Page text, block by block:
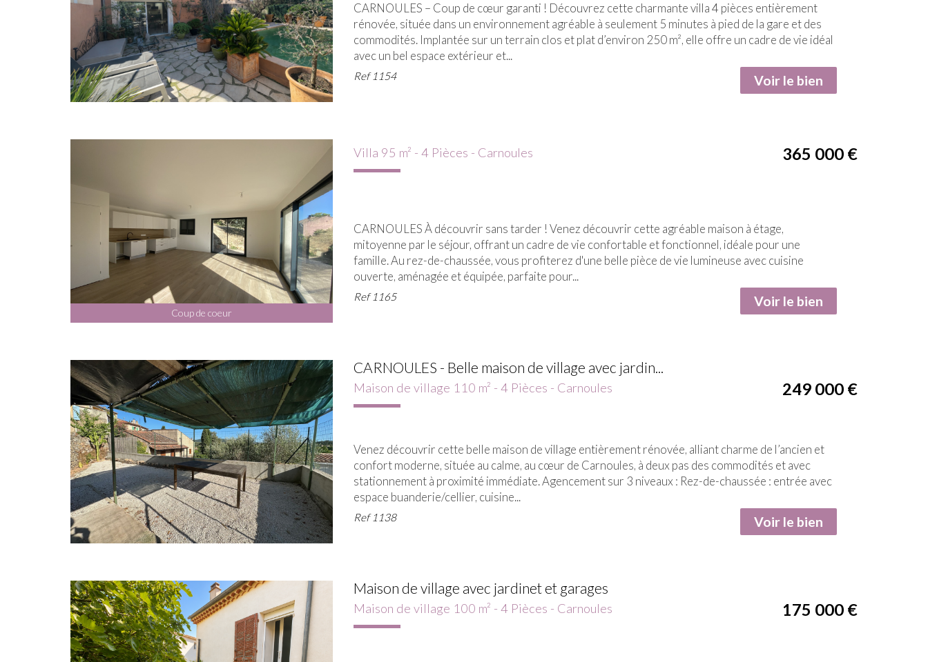
CARNOULES – Coup de cœur garanti ! Découvrez cette charmante villa 4 pièces entièrement
rénovée, située dans un environnement agréable à seulement 5 minutes à pied de la gare et des
commodités. Implantée sur un terrain clos et plat d’environ 250 m², elle offre un cadre de vie idéal
avec un bel espace extérieur et...
Ref1154 Voir le bien
Coup de coeur
Villa 95 m² - 4 Pièces - Carnoules 365 000 €
CARNOULES À découvrir sans tarder ! Venez découvrir cette agréable maison à étage,
mitoyenne par le séjour, offrant un cadre de vie confortable et fonctionnel, idéale pour une
famille. Au rez-de-chaussée, vous profiterez d'une belle pièce de vie lumineuse avec cuisine
ouverte, aménagée et équipée, parfaite pour...
Ref1165 Voir le bien
CARNOULES - Belle maison de village avec jardin...
Maison de village 110 m² - 4 Pièces - Carnoules 249 000 €
Venez découvrir cette belle maison de village entièrement rénovée, alliant charme de l’ancien et
confort moderne, située au calme, au cœur de Carnoules, à deux pas des commodités et avec
stationnement à proximité immédiate. Agencement sur 3 niveaux : Rez-de-chaussée : entrée avec
espace buanderie/cellier, cuisine...
Ref1138 Voir le bien
Maison de village avec jardinet et garages
Maison de village 100 m² - 4 Pièces - Carnoules 175 000 €